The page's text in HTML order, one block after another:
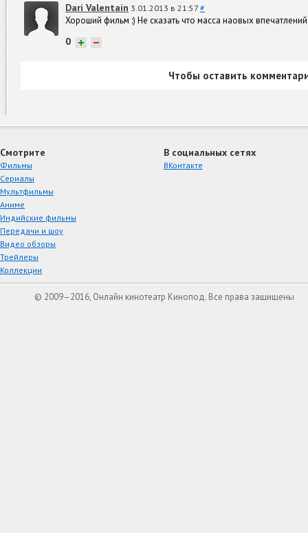
Dari Valentain 3.01.2013 в 21:57 #
Хороший фильм :) Не сказать что масса наовых
0 + −
Чтобы оставить
Смотрите
Фильмы
Сериалы
Мультфильмы
Аниме
Индийские фильмы
Передачи и шоу
Видео обзоры
Трейлеры
Коллекции
В социальных сетях
ВКонтакте
© 2009–2016, Онлайн кинотеатр Кинопод. Все права защищены